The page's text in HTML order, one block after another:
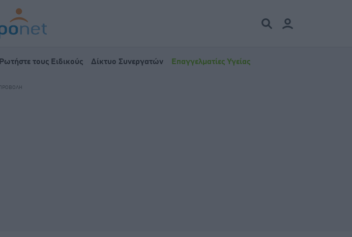
Ρωτήστε τους Ειδικούς Δίκτυο Συνεργατών Επαγγελματίες Υγείας